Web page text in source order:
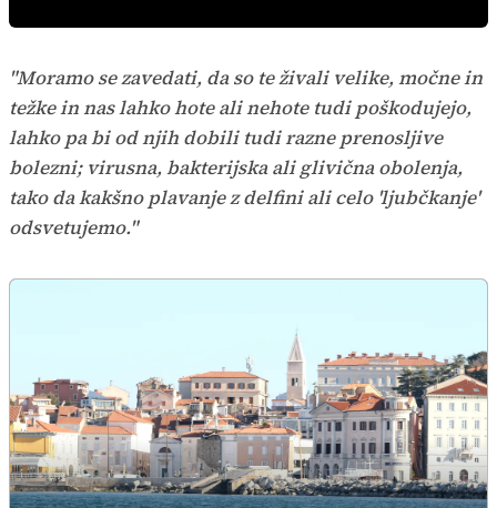
"Moramo se zavedati, da so te živali velike, močne in
težke in nas lahko hote ali nehote tudi poškodujejo,
lahko pa bi od njih dobili tudi razne prenosljive
bolezni; virusna, bakterijska ali glivična obolenja,
tako da kakšno plavanje z delfini ali celo 'ljubčkanje'
odsvetujemo."